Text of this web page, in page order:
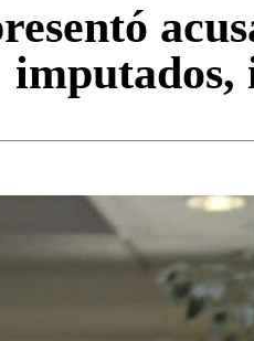
imputados,